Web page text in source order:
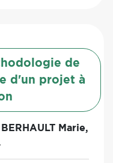
de
d'un projet à
Marie,